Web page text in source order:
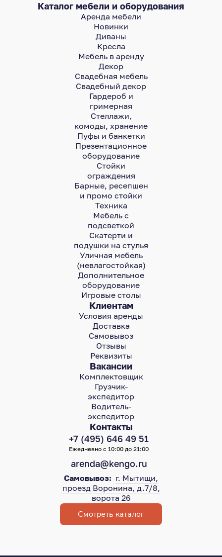
Контакты
+7 (495) 646 49 51
Ежедневно с 10:00 до 21:00
arenda@kengo.ru
Самовывоз: г. Мытищи,
проезд Воронина, д.7/8,
ворота 26
Смотреть каталог
Клиентам
Условия аренды
Доставка
Самовывоз
Отзывы
Реквизиты
Вакансии
Комплектовщик
Грузчик-
экспедитор
Водитель-
экспедитор
Каталог мебели и оборудования
Аренда мебели
Новинки
Диваны
Кресла
Мебель в аренду
Декор
Свадебная мебель
Свадебный декор
Гардероб и
гримерная
Стеллажи,
комоды, хранение
Пуфы и банкетки
Презентационное
оборудование
Стойки
ограждения
Барные, ресепшен
и промо стойки
Техника
Мебель с
подсветкой
Скатерти и
подушки на стулья
Уличная мебель
(невлагостойкая)
Дополнительное
оборудование
Игровые столы